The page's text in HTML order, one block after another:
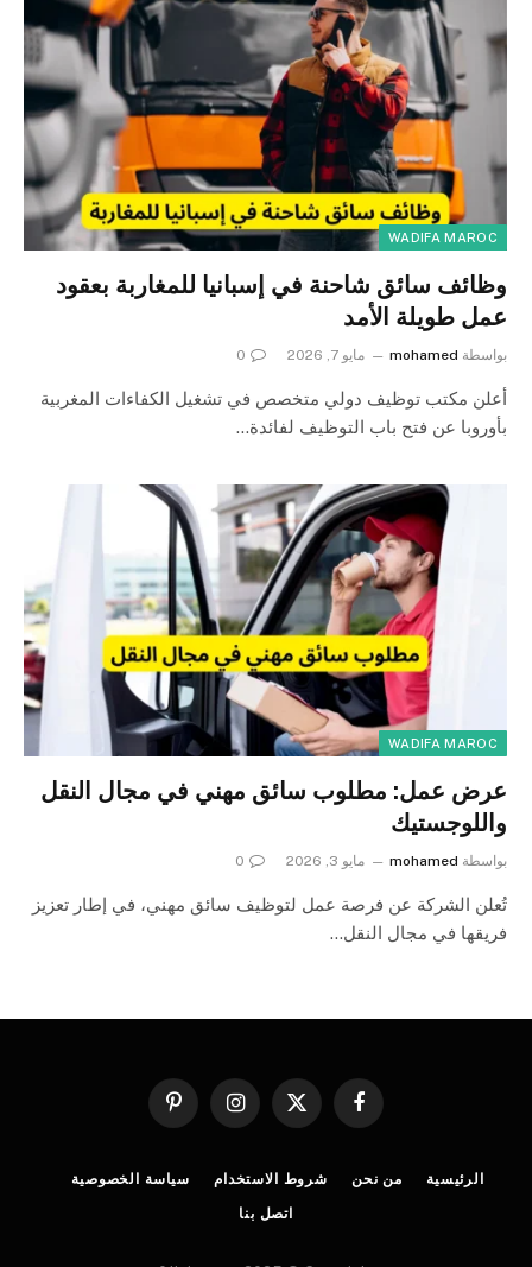
WADIFA MAROC
وظائف سائق شاحنة في إسبانيا للمغاربة بعقود
عمل طويلة الأمد
بواسطة mohamed مايو 7, 2026 0
أعلن مكتب توظيف دولي متخصص في تشغيل الكفاءات المغربية
بأوروبا عن فتح باب التوظيف لفائدة…
WADIFA MAROC
عرض عمل: مطلوب سائق مهني في مجال النقل
واللوجستيك
بواسطة mohamed مايو 3, 2026 0
تُعلن الشركة عن فرصة عمل لتوظيف سائق مهني، في إطار تعزيز
فريقها في مجال النقل…
فيسبوك
X
الانستغرامبينتيريست
الرئيسية من نحن شروط الاستخدام سياسة الخصوصية
اتصل بنا